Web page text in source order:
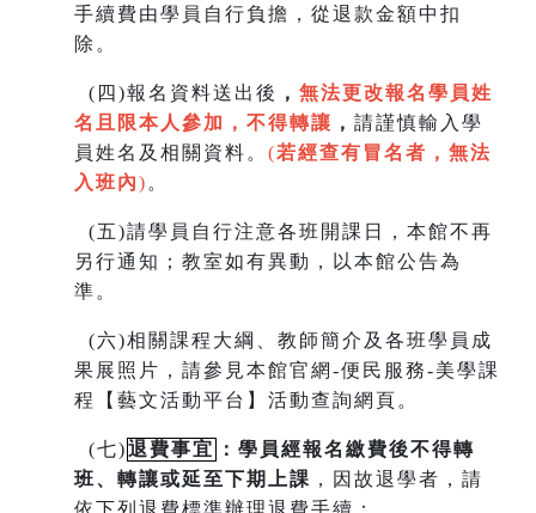
手續費由學員自行負擔，從退款金額中扣
除。
( 四)報名資料送出後 ， 無法更改報名學員姓
名且限本人參加，不得轉讓 ， 請謹慎輸入學
員姓名及相關資料。 (若經查有冒名者，無法
入班內) 。
(五)請學員自行注意各班開課日，本館不再
另行通知；教室如有異動，以本館公告為
準。
(六)相關課程大綱、教師簡介及各班學員成
果展照片，請參見本館官網-便民服務-美學課
程【藝文活動平台】活動查詢網頁。
(七)退費事宜
：學員經報名繳費後不得轉
班、 轉讓或延至下期上課 ，因故退學者，請